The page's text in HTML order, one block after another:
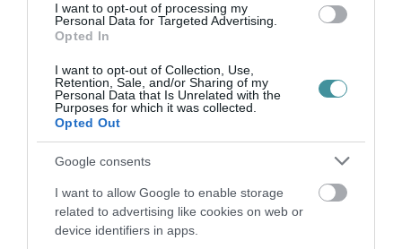
I want to opt-out of processing my
Personal Data for Targeted Advertising.
Opted In
I want to opt-out of Collection, Use,
Retention, Sale, and/or Sharing of my
Personal Data that Is Unrelated with the
Purposes for which it was collected.
Opted Out
Google consents
I want to allow Google to enable storage
related to advertising like cookies on web or
device identifiers in apps.
2026. augusztus 07
INFLÁCIÓ MAGYARORSZÁGON
2026. augusztus 07|Mindenki ügye